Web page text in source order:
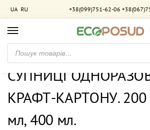
UA RU +38(099)751-62-06
Головна / Новини / СУПНИЦІ ОДНОРАЗОВІ З КРАФТ-
СУПНИЦІ
КРАФТ-КАРТОНУ. 200
мл, 400 мл.